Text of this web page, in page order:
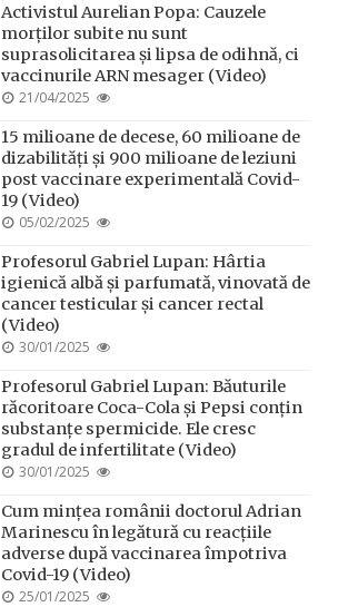
Activistul Aurelian Popa: Cauzele
morților subite nu sunt
suprasolicitarea și lipsa de odihnă, ci
vaccinurile ARN mesager (Video)
POSTED
21/04/2025
15 milioane de decese, 60 milioane de
dizabilități și 900 milioane de leziuni
post vaccinare experimentală Covid-
19 (Video)
POSTED
05/02/2025
Profesorul Gabriel Lupan: Hârtia
igienică albă și parfumată, vinovată de
cancer testicular și cancer rectal
(Video)
POSTED
30/01/2025
Profesorul Gabriel Lupan: Băuturile
răcoritoare Coca-Cola și Pepsi conțin
substanțe spermicide. Ele cresc
gradul de infertilitate (Video)
POSTED
30/01/2025
Cum mințea românii doctorul Adrian
Marinescu în legătură cu reacțiile
adverse după vaccinarea împotriva
Covid-19 (Video)
POSTED
25/01/2025